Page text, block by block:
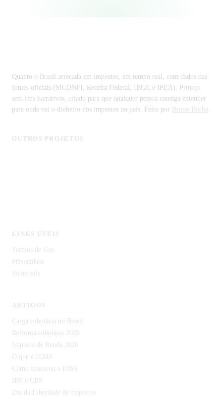
Quanto o Brasil arrecada em impostos, em tempo real, com dados das
fontes oficiais (SICONFI, Receita Federal, IBGE e IPEA). Projeto
sem fins lucrativos, criado para que qualquer pessoa consiga entender
para onde vai o dinheiro dos impostos no país. Feito por
Bruno Borba.
OUTROS PROJETOS
LINKS ÚTEIS
Termos de Uso
Privacidade
Sobre nós
ARTIGOS
Carga tributária no Brasil
Reforma tributária 2026
Imposto de Renda 2026
O que é ICMS
Como funciona o INSS
IBS e CBS
Dia da Liberdade de Impostos